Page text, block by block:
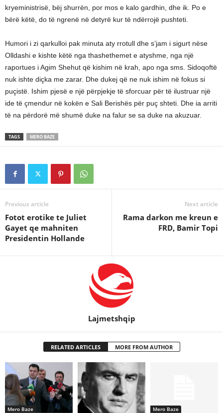
kryeministrisë, bëj shurrën, por mos e kalo gardhin, dhe ik. Po e
bërë këtë, do të ngrenë në detyrë kur të ndërrojë pushteti.
Humori i zi qarkulloi pak minuta aty rrotull dhe s’jam i sigurt nëse
Olldashi e kishte këtë nga thashethemet e atyshme, nga një
raportues i Agim Shehut që kishim në krah, apo nga sms. Sidoqoftë
nuk ishte diçka me zarar. Dhe dukej që ne nuk ishim në fokus si
puçistë. Ishim pjesë e një përpjekje të sforcuar për të ilustruar një
ide të çmendur në kokën e Sali Berishës për puç shteti. Dhe ia arriti
të na përdorë më shumë duke na falur se sa duke na akuzuar.
TAGS MERO BAZE
Previous article
Fotot erotike te Juliet
Gayet qe mahniten
Presidentin Hollande
Next article
Rama darkon me kreun e
FRD, Bamir Topi
Lajmetshqip
RELATED ARTICLES MORE FROM AUTHOR
Mero Baze Mero Baze